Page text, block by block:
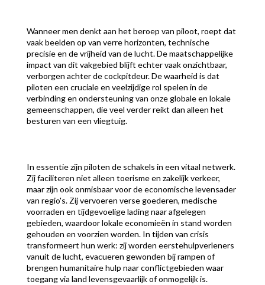
Wanneer men denkt aan het beroep van piloot, roept dat
vaak beelden op van verre horizonten, technische
precisie en de vrijheid van de lucht. De maatschappelijke
impact van dit vakgebied blijft echter vaak onzichtbaar,
verborgen achter de cockpitdeur. De waarheid is dat
piloten een cruciale en veelzijdige rol spelen in de
verbinding en ondersteuning van onze globale en lokale
gemeenschappen, die veel verder reikt dan alleen het
besturen van een vliegtuig.
In essentie zijn piloten de schakels in een vitaal netwerk.
Zij faciliteren niet alleen toerisme en zakelijk verkeer,
maar zijn ook onmisbaar voor de economische levensader
van regio's. Zij vervoeren verse goederen, medische
voorraden en tijdgevoelige lading naar afgelegen
gebieden, waardoor lokale economieën in stand worden
gehouden en voorzien worden. In tijden van crisis
transformeert hun werk: zij worden eerstehulpverleners
vanuit de lucht, evacueren gewonden bij rampen of
brengen humanitaire hulp naar conflictgebieden waar
toegang via land levensgevaarlijk of onmogelijk is.